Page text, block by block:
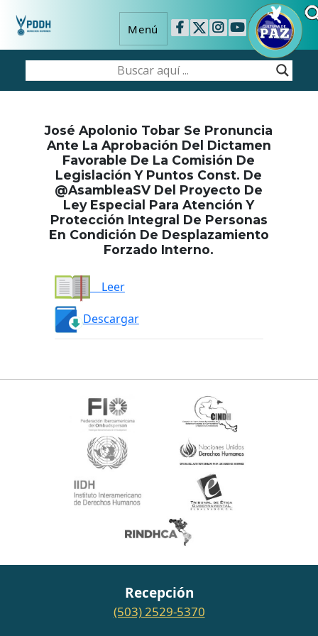
Menú
José Apolonio Tobar Se Pronuncia
Ante La Aprobación Del Dictamen
Favorable De La Comisión De
Legislación Y Puntos Const. De
@AsambleaSV Del Proyecto De
Ley Especial Para Atención Y
Protección Integral De Personas
En Condición De Desplazamiento
Forzado Interno.
Leer
Descargar
Recepción
(503) 2529-5370